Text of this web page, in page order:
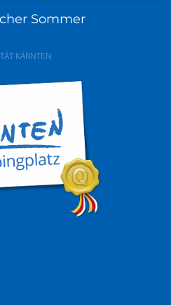
Sommer
KÄRNTEN